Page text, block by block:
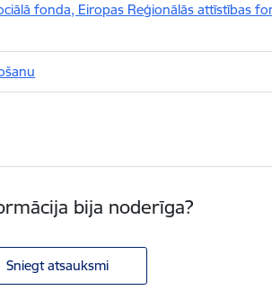
fonda, Eiropas Reģionālās attīstības
bija noderīga?
Sniegt atsauksmi